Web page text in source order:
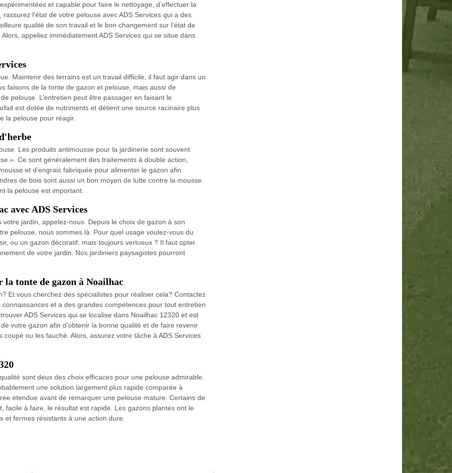
et capable pour faire le nettoyage, d’effectuer la
l’état de votre pelouse avec ADS Services qui a des
qualité de son travail et le bon changement sur l’état de
Alors, appeliez immédiatement ADS Services qui se situe dans
Maintenir des terrains est un travail difficile, il faut agir dans un
faisons de la tonte de gazon et pelouse, mais aussi de
pelouse. L’entretien peut être passager en faisant le
est dotée de nutriments et détient une source racinaire plus
la pelouse pour réagir.
Les produits antimousse pour la jardinerie sont souvent
». Ce sont généralement des traitements à double action,
et d’engrais fabriquée pour alimenter le gazon afin
de bois sont aussi un bon moyen de lutte contre la mousse.
la pelouse est important.
avec ADS Services
jardin, appelez-nous. Depuis le choix de gazon à son
pelouse, nous sommes là. Pour quel usage voulez-vous du
ou un gazon décoratif, mais toujours vertueux ? Il faut opter
de votre jardin. Nos jardiniers paysagistes pourront
tonte de gazon à Noailhac
Et vous cherchez des spécialistes pour réaliser cela? Contactez
et a des grandes compétences pour tout entretien
ADS Services qui se localise dans Noailhac 12320 et est
votre gazon afin d’obtenir la bonne qualité et de faire revenir
coupé ou les fauché. Alors, assurez votre tâche à ADS Services
sont deux des choix efficaces pour une pelouse admirable.
une solution largement plus rapide comparée à
étendue avant de remarquer une pelouse mature. Certains de
facile à faire, le résultat est rapide. Les gazons plantés ont le
et fermes résistants à une action dure.